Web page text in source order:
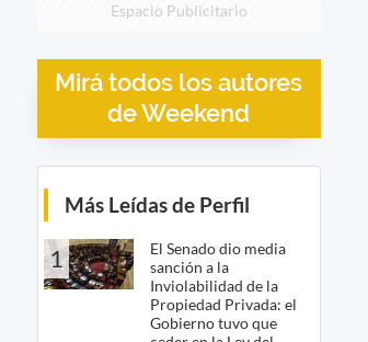
Espacio Publicitario
Mirá todos los autores
de Weekend
Más Leídas de Perfil
1
El Senado dio media
sanción a la
Inviolabilidad de la
Propiedad Privada: el
Gobierno tuvo que